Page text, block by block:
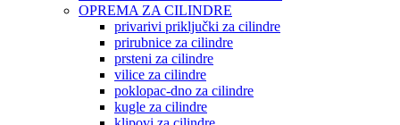
OPREMA ZA CILINDRE
privarivi priključki za cilindre
prirubnice za cilindre
prsteni za cilindre
vilice za cilindre
poklopac-dno za cilindre
kugle za cilindre